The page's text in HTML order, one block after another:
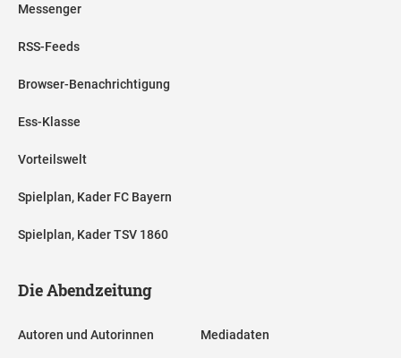
Messenger
RSS-Feeds
Browser-Benachrichtigung
Ess-Klasse
Vorteilswelt
Spielplan, Kader FC Bayern
Spielplan, Kader TSV 1860
Die Abendzeitung
Autoren und Autorinnen Mediadaten